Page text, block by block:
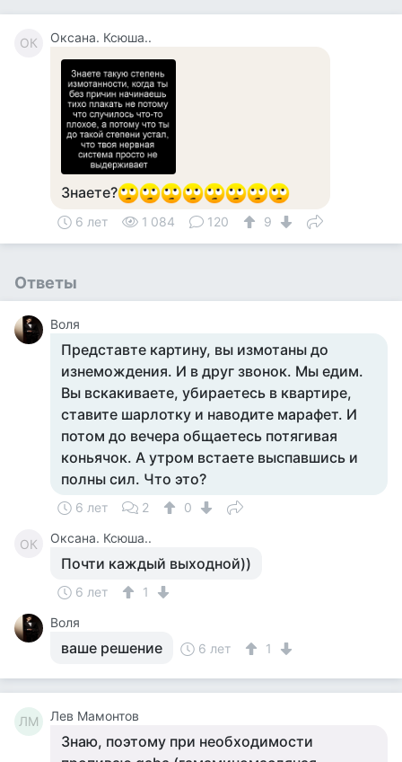
ОК Оксана. Ксюша..
Знаете?
6 лет 1 084 120 9
Ответы
Воля
Представте картину, вы измотаны до
изнемождения. И в друг звонок. Мы едим.
Вы вскакиваете, убираетесь в квартире,
ставите шарлотку и наводите марафет. И
потом до вечера общаетесь потягивая
коньячок. А утром встаете выспавшись и
полны сил. Что это?
6 лет 2 0
ОК Оксана. Ксюша..
Почти каждый выходной))
6 лет
1
Воля
ваше решение 6 лет 1
ЛМ Лев Мамонтов
Знаю, поэтому при необходимости